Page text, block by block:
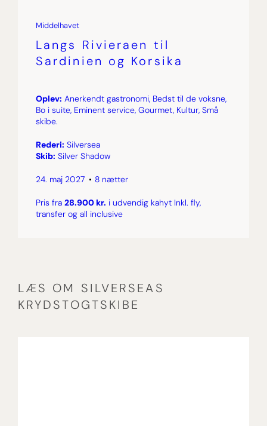
Middelhavet
Langs Rivieraen til
Sardinien og Korsika
Oplev: Anerkendt gastronomi, Bedst til de voksne,
Bo i suite, Eminent service, Gourmet, Kultur, Små
skibe.
Rederi: Silversea
Skib: Silver Shadow
24. maj 2027 8 nætter
Pris fra 28.900 kr. i udvendig kahyt Inkl. fly,
transfer og all inclusive
LÆS OM SILVERSEAS
KRYDSTOGTSKIBE